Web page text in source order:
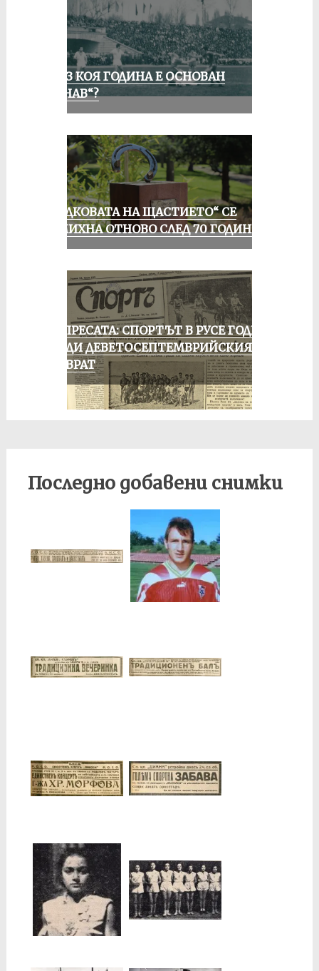
ПРЕЗ КОЯ ГОДИНА Е ОСНОВАН
„ДУНАВ“?
„ПОДКОВАТА НА ЩАСТИЕТО“ СЕ
УСМИХНА ОТНОВО СЛЕД 70 ГОДИНИ
ОТ ПРЕСАТА: СПОРТЪТ В РУСЕ ГОДИНА
ПРЕДИ ДЕВЕТОСЕПТЕМВРИЙСКИЯ
ПРЕВРАТ
Последно добавени снимки